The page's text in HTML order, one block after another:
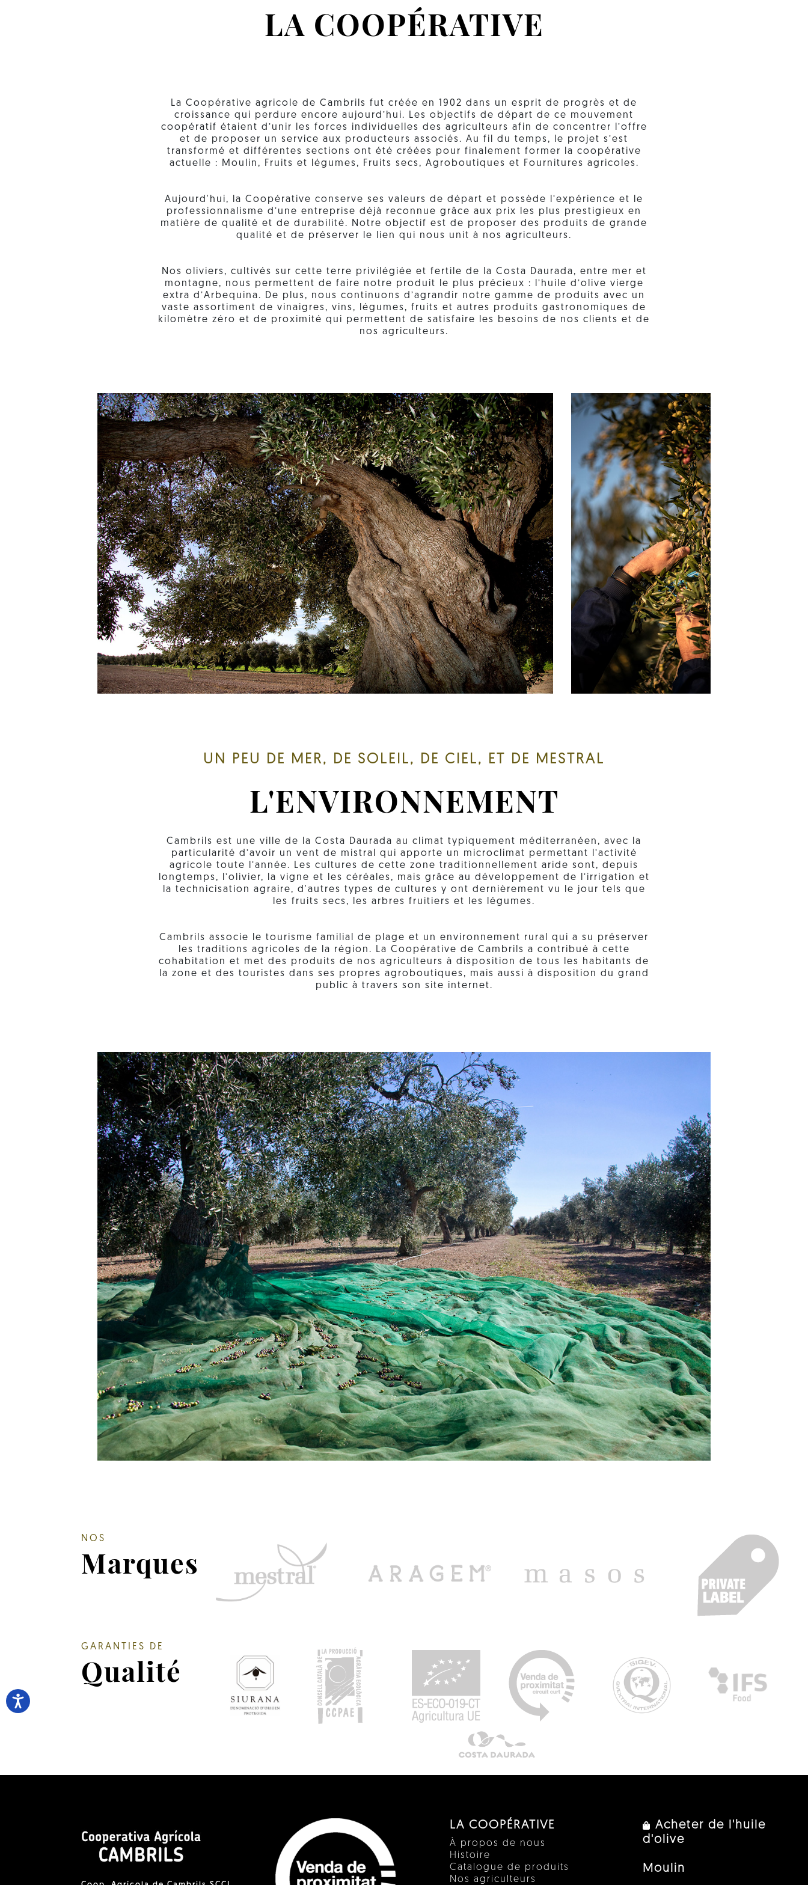
LA COOPÉRATIVE
La Coopérative agricole de Cambrils fut créée en 1902 dans un esprit de progrès et de
croissance qui perdure encore aujourd’hui. Les objectifs de départ de ce mouvement
coopératif étaient d’unir les forces individuelles des agriculteurs afin de concentrer l’offre
et de proposer un service aux producteurs associés. Au fil du temps, le projet s’est
transformé et différentes sections ont été créées pour finalement former la coopérative
actuelle : Moulin, Fruits et légumes, Fruits secs, Agroboutiques et Fournitures agricoles.
Aujourd'hui, la Coopérative conserve ses valeurs de départ et possède l’expérience et le
professionnalisme d’une entreprise déjà reconnue grâce aux prix les plus prestigieux en
matière de qualité et de durabilité. Notre objectif est de proposer des produits de grande
qualité et de préserver le lien qui nous unit à nos agriculteurs.
Nos oliviers, cultivés sur cette terre privilégiée et fertile de la Costa Daurada, entre mer et
montagne, nous permettent de faire notre produit le plus précieux : l’huile d’olive vierge
extra d’Arbequina. De plus, nous continuons d’agrandir notre gamme de produits avec un
vaste assortiment de vinaigres, vins, légumes, fruits et autres produits gastronomiques de
kilomètre zéro et de proximité qui permettent de satisfaire les besoins de nos clients et de
nos agriculteurs.
UN PEU DE MER, DE SOLEIL, DE CIEL, ET DE MESTRAL
L'ENVIRONNEMENT
Cambrils est une ville de la Costa Daurada au climat typiquement méditerranéen, avec la
particularité d’avoir un vent de mistral qui apporte un microclimat permettant l’activité
agricole toute l’année. Les cultures de cette zone traditionnellement aride sont, depuis
longtemps, l’olivier, la vigne et les céréales, mais grâce au développement de l’irrigation et
la technicisation agraire, d'autres types de cultures y ont dernièrement vu le jour tels que
les fruits secs, les arbres fruitiers et les légumes.
Cambrils associe le tourisme familial de plage et un environnement rural qui a su préserver
les traditions agricoles de la région. La Coopérative de Cambrils a contribué à cette
cohabitation et met des produits de nos agriculteurs à disposition de tous les habitants de
la zone et des touristes dans ses propres agroboutiques, mais aussi à disposition du grand
public à travers son site internet.
NOS
Marques
GARANTIES DE
Qualité
LA COOPÉRATIVE
À propos de nous
Histoire
Catalogue de produits
Nos agriculteurs
Acheter de l'huile
d'olive
Moulin